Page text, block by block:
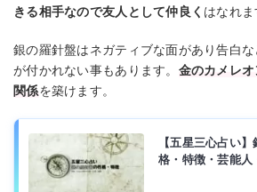
きる相手なので友人として仲良く はなれま
銀の羅針盤はネガティブな面があり告白
が付かれない事もあります。 金のカメレ
関係を築けます。
【五星三心占い
格・特徴・芸能人